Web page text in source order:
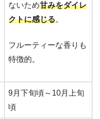
ないため甘みをダイレ
クトに感じる。
フルーティーな香りも
特徴的。
9月下旬頃～10月上旬
頃